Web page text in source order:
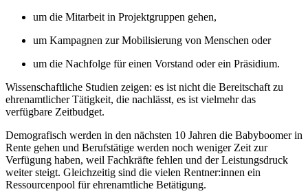
um die Mitarbeit in Projektgruppen gehen,
um Kampagnen zur Mobilisierung von Menschen oder
um die Nachfolge für einen Vorstand oder ein Präsidium.
Wissenschaftliche Studien zeigen: es ist nicht die Bereitschaft zu
ehrenamtlicher Tätigkeit, die nachlässt, es ist vielmehr das
verfügbare Zeitbudget.
Demografisch werden in den nächsten 10 Jahren die Babyboomer in
Rente gehen und Berufstätige werden noch weniger Zeit zur
Verfügung haben, weil Fachkräfte fehlen und der Leistungsdruck
weiter steigt. Gleichzeitig sind die vielen Rentner:innen ein
Ressourcenpool für ehrenamtliche Betätigung.